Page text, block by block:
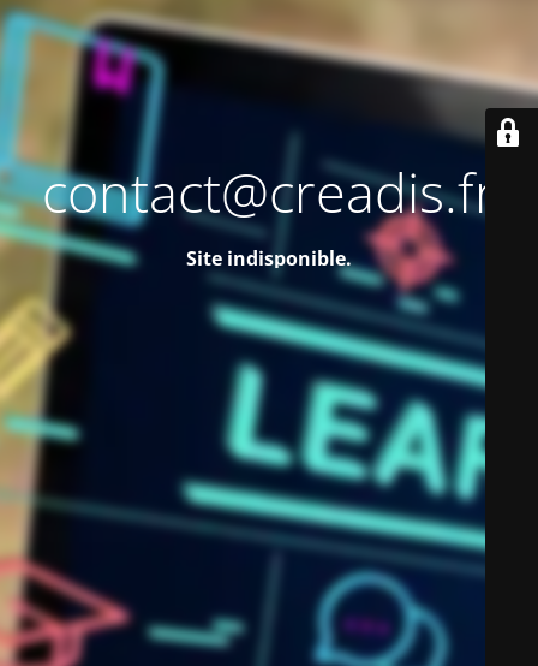
contact@creadis.fr
Site indisponible.